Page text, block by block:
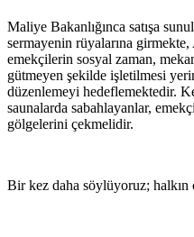
Maliye Bakanlığınca satışa
sermayenin rüyalarına
emekçilerin sosyal zaman,
gütmeyen şekilde işletilmesi
düzenlemeyi hedeflemektedir.
saunalarda sabahlayanlar,
gölgelerini çekmelidir.
Bir kez daha söylüyoruz; halkın